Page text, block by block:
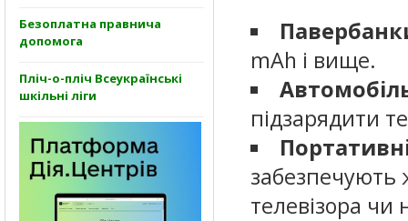
Безоплатна правнича
допомога
Пліч-о-пліч Всеукраїнські
шкільні ліги
mAh і вище.
підзарядити
забезпечують
телевізора чи